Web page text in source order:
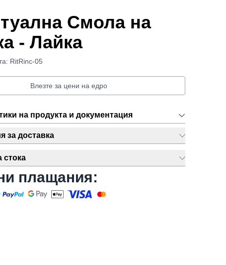
Смола на
- Лайка
RitRinc-05
Влезте за цени на едро
на продукта и документация
за доставка
стока
плащания: